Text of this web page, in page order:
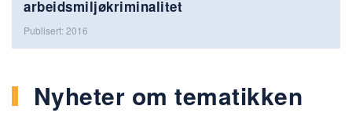
arbeidsmiljøkriminalitet
Publisert: 2016
Nyheter om tematikken